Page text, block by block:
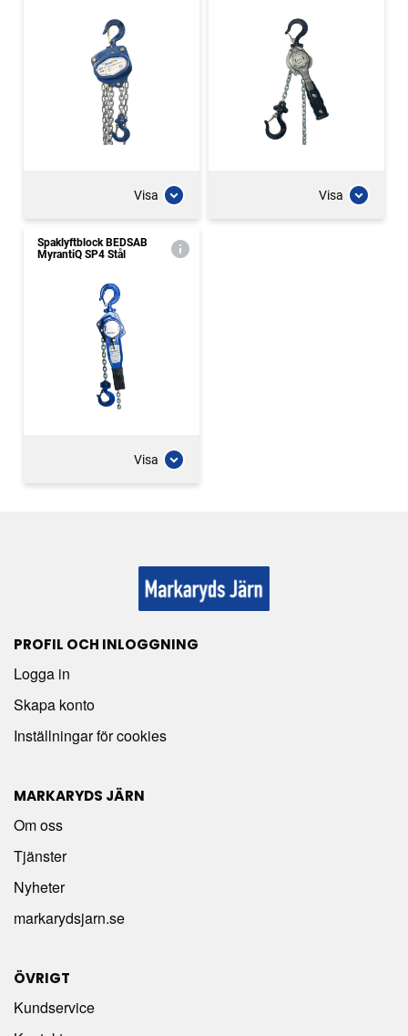
Visa Visa
Spaklyftblock BEDSAB
MyrantiQ SP4 Stål
Visa
PROFIL OCH INLOGGNING
Logga in
Skapa konto
Inställningar för cookies
MARKARYDS JÄRN
Om oss
Tjänster
Nyheter
markarydsjarn.se
ÖVRIGT
Kundservice